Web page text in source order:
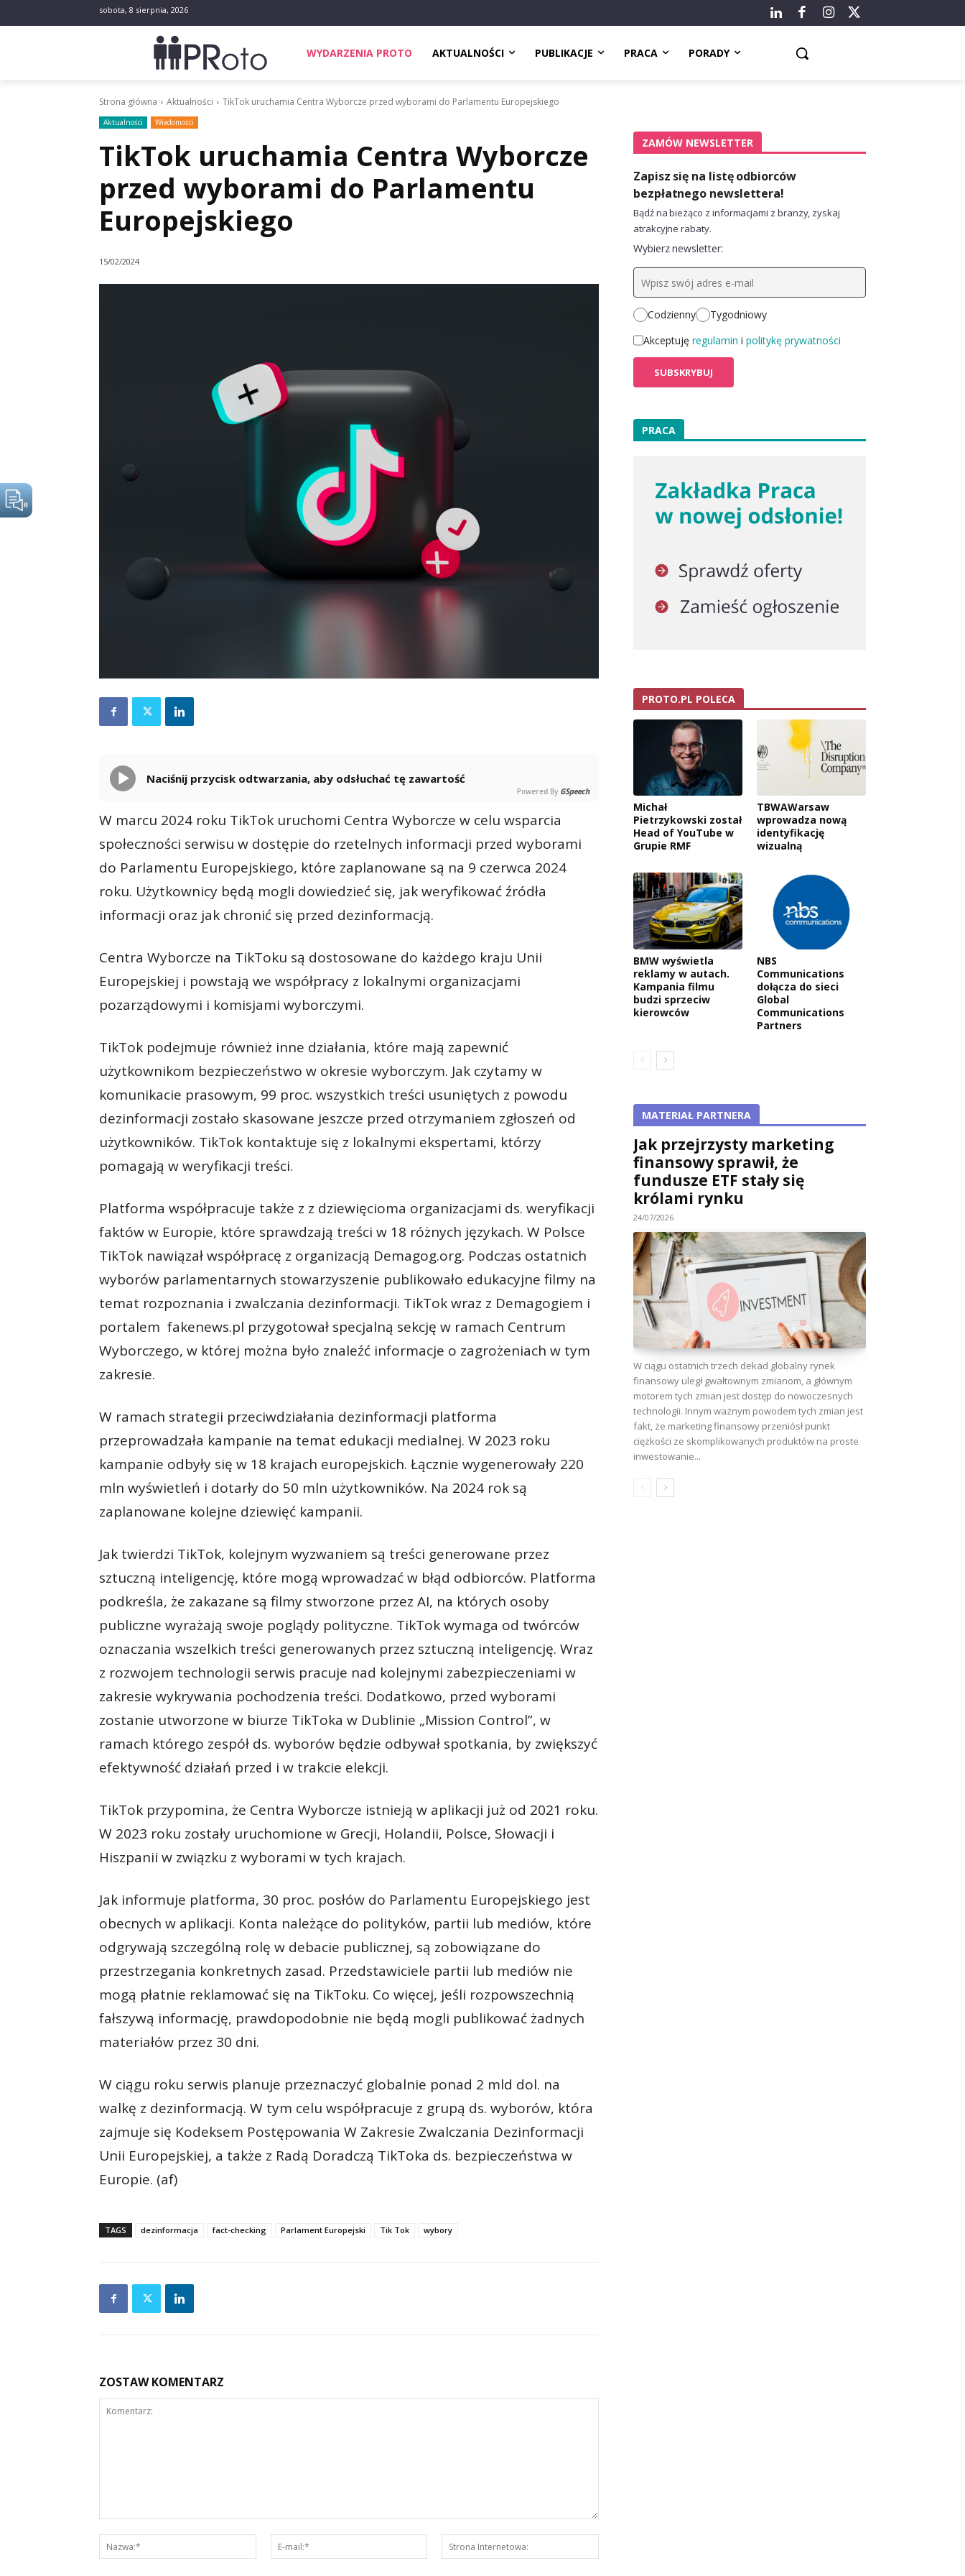
sobota, 8 sierpnia, 2026
WYDARZENIA PROTO AKTUALNOŚCI PUBLIKACJE PRACA PORADY
Strona główna Aktualności TikTok uruchamia Centra Wyborcze przed wyborami do Parlamentu Europejskiego
Aktualności Wiadomości
TikTok uruchamia Centra Wyborcze
przed wyborami do Parlamentu
Europejskiego
15/02/2024
Naciśnij przycisk odtwarzania, aby odsłuchać tę zawartość
Powered By GSpeech
W marcu 2024 roku TikTok uruchomi Centra Wyborcze w celu wsparcia
społeczności serwisu w dostępie do rzetelnych informacji przed wyborami
do Parlamentu Europejskiego, które zaplanowane są na 9 czerwca 2024
roku. Użytkownicy będą mogli dowiedzieć się, jak weryfikować źródła
informacji oraz jak chronić się przed dezinformacją.
Centra Wyborcze na TikToku są dostosowane do każdego kraju Unii
Europejskiej i powstają we współpracy z lokalnymi organizacjami
pozarządowymi i komisjami wyborczymi.
TikTok podejmuje również inne działania, które mają zapewnić
użytkownikom bezpieczeństwo w okresie wyborczym. Jak czytamy w
komunikacie prasowym, 99 proc. wszystkich treści usuniętych z powodu
dezinformacji zostało skasowane jeszcze przed otrzymaniem zgłoszeń od
użytkowników. TikTok kontaktuje się z lokalnymi ekspertami, którzy
pomagają w weryfikacji treści.
Platforma współpracuje także z z dziewięcioma organizacjami ds. weryfikacji
faktów w Europie, które sprawdzają treści w 18 różnych językach. W Polsce
TikTok nawiązał współpracę z organizacją Demagog.org. Podczas ostatnich
wyborów parlamentarnych stowarzyszenie publikowało edukacyjne filmy na
temat rozpoznania i zwalczania dezinformacji. TikTok wraz z Demagogiem i
portalem fakenews.pl przygotował specjalną sekcję w ramach Centrum
Wyborczego, w której można było znaleźć informacje o zagrożeniach w tym
zakresie.
W ramach strategii przeciwdziałania dezinformacji platforma
przeprowadzała kampanie na temat edukacji medialnej. W 2023 roku
kampanie odbyły się w 18 krajach europejskich. Łącznie wygenerowały 220
mln wyświetleń i dotarły do 50 mln użytkowników. Na 2024 rok są
zaplanowane kolejne dziewięć kampanii.
Jak twierdzi TikTok, kolejnym wyzwaniem są treści generowane przez
sztuczną inteligencję, które mogą wprowadzać w błąd odbiorców. Platforma
podkreśla, że zakazane są filmy stworzone przez AI, na których osoby
publiczne wyrażają swoje poglądy polityczne. TikTok wymaga od twórców
oznaczania wszelkich treści generowanych przez sztuczną inteligencję. Wraz
z rozwojem technologii serwis pracuje nad kolejnymi zabezpieczeniami w
zakresie wykrywania pochodzenia treści. Dodatkowo, przed wyborami
zostanie utworzone w biurze TikToka w Dublinie „Mission Control”, w
ramach którego zespół ds. wyborów będzie odbywał spotkania, by zwiększyć
efektywność działań przed i w trakcie elekcji.
TikTok przypomina, że Centra Wyborcze istnieją w aplikacji już od 2021 roku.
W 2023 roku zostały uruchomione w Grecji, Holandii, Polsce, Słowacji i
Hiszpanii w związku z wyborami w tych krajach.
Jak informuje platforma, 30 proc. posłów do Parlamentu Europejskiego jest
obecnych w aplikacji. Konta należące do polityków, partii lub mediów, które
odgrywają szczególną rolę w debacie publicznej, są zobowiązane do
przestrzegania konkretnych zasad. Przedstawiciele partii lub mediów nie
mogą płatnie reklamować się na TikToku. Co więcej, jeśli rozpowszechnią
fałszywą informację, prawdopodobnie nie będą mogli publikować żadnych
materiałów przez 30 dni.
W ciągu roku serwis planuje przeznaczyć globalnie ponad 2 mld dol. na
walkę z dezinformacją. W tym celu współpracuje z grupą ds. wyborów, która
zajmuje się Kodeksem Postępowania W Zakresie Zwalczania Dezinformacji
Unii Europejskiej, a także z Radą Doradczą TikToka ds. bezpieczeństwa w
Europie. (af)
TAGS dezinformacja fact-checking Parlament Europejski Tik Tok wybory
ZOSTAW KOMENTARZ
Nazwa:*
mail:*
Internetowa:
ZAMÓW NEWSLETTER
Zapisz się na listę odbiorców
bezpłatnego newslettera!
Bądź na bieżąco z informacjami z branży, zyskaj
atrakcyjne rabaty.
Wybierz newsletter:
Codzienny
Tygodniowy
Akceptuję regulamin i politykę prywatności
PRACA
PROTO.PL POLECA
Michał
Pietrzykowski został
Head of YouTube w
Grupie RMF
TBWAWarsaw
wprowadza nową
identyfikację
wizualną
BMW wyświetla
reklamy w autach.
Kampania filmu
budzi sprzeciw
kierowców
NBS
Communications
dołącza do sieci
Global
Communications
Partners
MATERIAŁ PARTNERA
Jak przejrzysty marketing
finansowy sprawił, że
fundusze ETF stały się
królami rynku
24/07/2026
W ciągu ostatnich trzech dekad globalny rynek
finansowy uległ gwałtownym zmianom, a głównym
motorem tych zmian jest dostęp do nowoczesnych
technologii. Innym ważnym powodem tych zmian jest
fakt, że marketing finansowy przeniósł punkt
ciężkości ze skomplikowanych produktów na proste
inwestowanie...